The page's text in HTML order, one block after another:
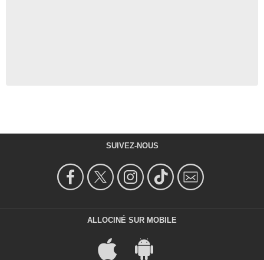
SUIVEZ-NOUS
ALLOCINÉ SUR MOBILE